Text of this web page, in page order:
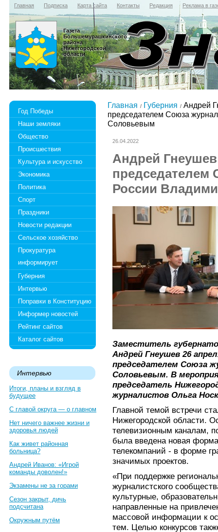
Главная Подписка Карта сайта Контакты Редакция Реклама в
Газета
Большемурашкинского
района
Нижегородской
области
Год Победы
Наши земляки
Общество
Происшествия
Культура и искусство
Экономика
Политика
Спорт
Праздники
Новости редакции
Сельское хозяйство
Прокуратура
информирует
Губерния
Интервью
Поправки в Конституцию
Информер новостей
Рейтинг сайтов
Каталог сайтов
Интервью
Итоги, планы и взгляд в
будущее
С главой округа — о главном
Нет ничего важнее жизни и
здоровья людей
Как живет районная
больница?
Андрей Иванов: «Игрой
команды доволен!»
Экзамены не за горами
Сезон закрыт, дичь
подсчитана
Окружным путём
Главная Губерния
Андрей
председателем Союза
Соловьевым
26.04.2022
Андрей
председателем
России
Заместитель
Андрей Гнеушев 26
председателем Союза
Соловьевым. В
председатель
журналистов Ольга
Главной темой встречи
Нижегородской области.
телевизионным каналам,
была введена новая
телекомпаний - в форме
значимых проектов.
«При поддержке
журналистского
культурные,
направленные на
массовой информации к
тем. Целью конкурсов